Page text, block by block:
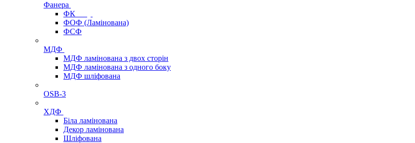
Фанера
ФК
ФОФ (Ламінована)
ФСФ
МДФ
МДФ ламінована з двох сторін
МДФ ламінована з одного боку
МДФ шліфована
OSB-3
ХДФ
Біла ламінована
Декор ламінована
Шліфована